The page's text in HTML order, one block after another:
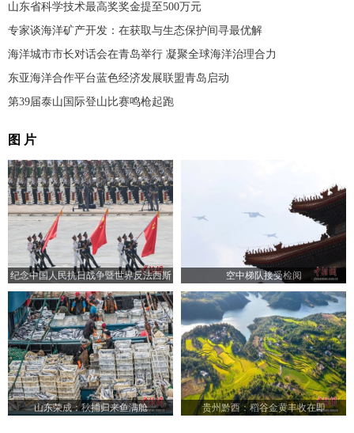
山东省科学技术最高奖奖金提至500万元
专家谈海洋矿产开发：在获取与生态保护间寻最优解
海洋城市市长对话会在青岛举行 凝聚全球海洋治理合力
东亚海洋合作平台蓝色经济发展联盟青岛启动
第39届泰山国际登山比赛鸣枪起跑
图 片
纪念中国人民抗日战争暨世界反法西斯
战争胜利80周年大会举行
空中梯队接受检阅
山东荣成：秋捕归来鱼满舱 贵州黔西：稻谷金黄丰收在即